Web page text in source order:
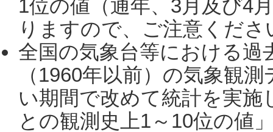
1位の値（通年、3月及び4
りますので、ご注意くだ
全国の気象台等における過
（1960年以前）の気象観
い期間で改めて統計を実
との観測史上1～10位の値